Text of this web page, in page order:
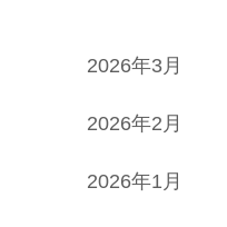
2026年3月
2026年2月
2026年1月